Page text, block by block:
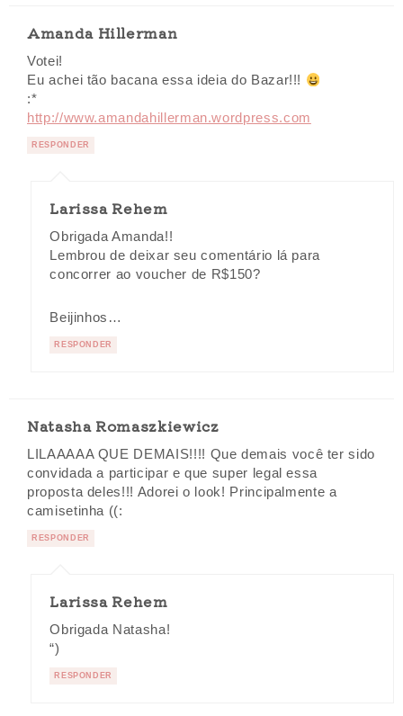
Amanda Hillerman
Votei!
Eu achei tão bacana essa ideia do Bazar!!!
:*
http://www.amandahillerman.wordpress.com
RESPONDER
Larissa Rehem
Obrigada Amanda!!
Lembrou de deixar seu comentário lá para
concorrer ao voucher de R$150?
Beijinhos…
RESPONDER
Natasha Romaszkiewicz
LILAAAAA QUE DEMAIS!!!! Que demais você ter sido
convidada a participar e que super legal essa
proposta deles!!! Adorei o look! Principalmente a
camisetinha ((:
RESPONDER
Larissa Rehem
Obrigada Natasha!
“)
RESPONDER